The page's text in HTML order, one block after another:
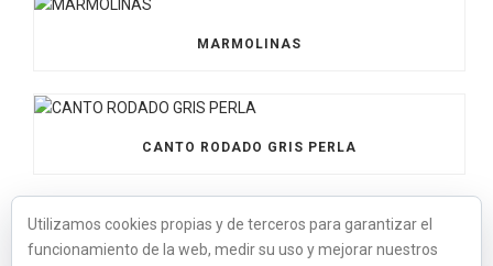
MARMOLINAS
CANTO RODADO GRIS PERLA
BOLOS XXL NEGRO
Utilizamos cookies propias y de terceros para garantizar el
funcionamiento de la web, medir su uso y mejorar nuestros